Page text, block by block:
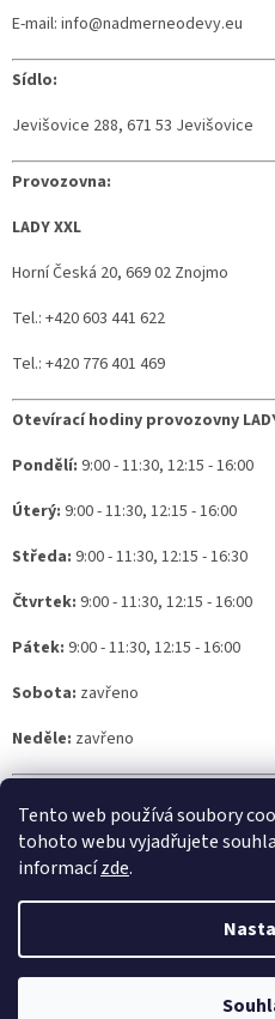
Tento web používá soubory
tohoto webu vyjadřujete
informacízde.
E-mail: info@nadmerneodevy.eu
Sídlo:
Jevišovice 288, 671 53 Jevišovice
Provozovna:
LADY XXL
Horní Česká 20, 669 02 Znojmo
Tel.: +420 603 441 622
Tel.: +420 776 401 469
Otevírací hodiny provozovny
Pondělí: 9:00 - 11:30, 12:15 - 16:00
Úterý: 9:00 - 11:30, 12:15 - 16:00
Středa: 9:00 - 11:30, 12:15 - 16:30
Čtvrtek: 9:00 - 11:30, 12:15 - 16:00
Pátek: 9:00 - 11:30, 12:15 - 16:00
Sobota: zavřeno
Neděle: zavřeno
Živ. list č.j: 0180/00-ZN ev. č.:
LADY XXL.